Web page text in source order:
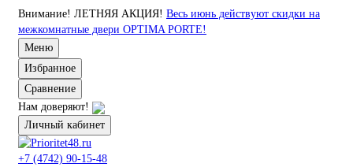
Внимание! ЛЕТНЯЯ АКЦИЯ! Весь июнь действуют скидки на
межкомнатные двери OPTIMA PORTE!
Меню
Избранное
Сравнение
Нам доверяют!
Личный кабинет
+7 (4742) 90-15-48